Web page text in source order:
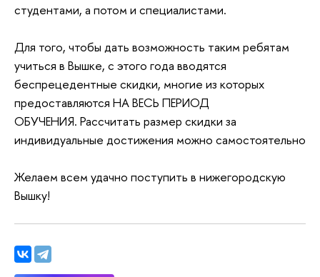
студентами, а потом и специалистами.
Для того, чтобы дать возможность таким ребятам
учиться в Вышке, с этого года вводятся
беспрецедентные скидки, многие из которых
предоставляются НА ВЕСЬ ПЕРИОД
ОБУЧЕНИЯ. Рассчитать размер скидки за
индивидуальные достижения можно самостоятельно
Желаем всем удачно поступить в нижегородскую
Вышку!